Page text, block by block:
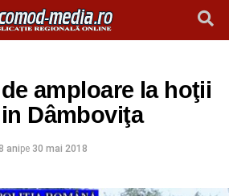
amploare la hoţii
Dâmboviţa
anipe 30 mai 2018